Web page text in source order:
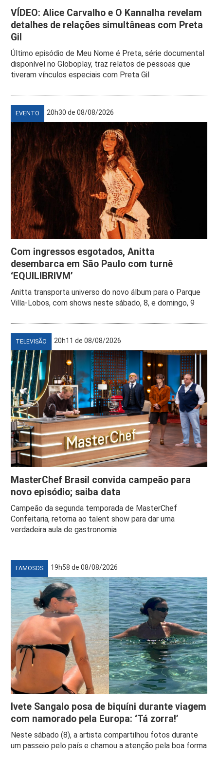
VÍDEO: Alice Carvalho e O Kannalha revelam
detalhes de relações simultâneas com Preta
Gil
Último episódio de Meu Nome é Preta, série documental
disponível no Globoplay, traz relatos de pessoas que
tiveram vínculos especiais com Preta Gil
EVENTO 20h30 de 08/08/2026
Com ingressos esgotados, Anitta
desembarca em São Paulo com turnê
‘EQUILIBRIVM’
Anitta transporta universo do novo álbum para o Parque
Villa-Lobos, com shows neste sábado, 8, e domingo, 9
TELEVISÃO 20h11 de 08/08/2026
MasterChef Brasil convida campeão para
novo episódio; saiba data
Campeão da segunda temporada de MasterChef
Confeitaria, retorna ao talent show para dar uma
verdadeira aula de gastronomia
FAMOSOS 19h58 de 08/08/2026
Ivete Sangalo posa de biquíni durante viagem
com namorado pela Europa: ‘Tá zorra!’
Neste sábado (8), a artista compartilhou fotos durante
um passeio pelo país e chamou a atenção pela boa forma